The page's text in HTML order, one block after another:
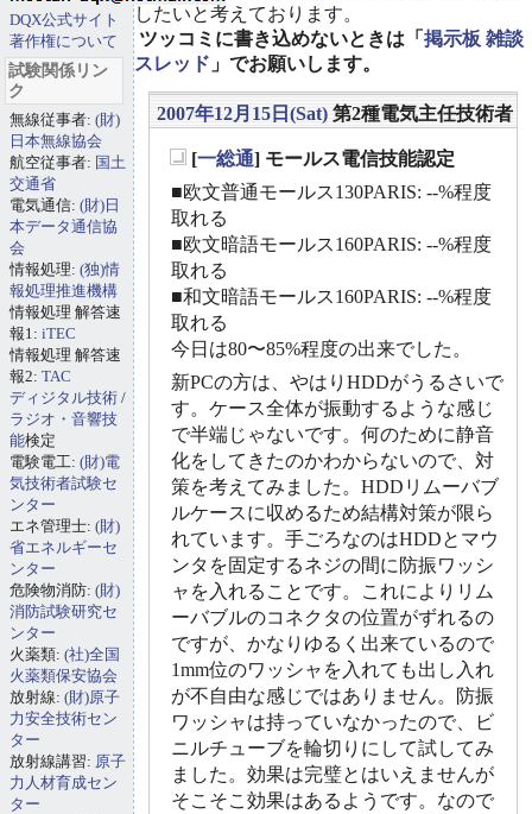
したいと考えております。
ツッコミに書き込めないときは「 掲示板 雑談
スレッド 」でお願いします。
2007年12月15日(Sat) 第2種電気主任技術者
[一総通] モールス電信技能認定
■欧文普通モールス130PARIS: --%程度
取れる
■欧文暗語モールス160PARIS: --%程度
取れる
■和文暗語モールス160PARIS: --%程度
取れる
今日は80〜85%程度の出来でした。
新PCの方は、やはりHDDがうるさいで
す。ケース全体が振動するような感じ
で半端じゃないです。何のために静音
化をしてきたのかわからないので、対
策を考えてみました。HDDリムーバブ
ルケースに収めるため結構対策が限ら
れています。手ごろなのはHDDとマウ
ンタを固定するネジの間に防振ワッシ
ャを入れることです。これによりリム
ーバブルのコネクタの位置がずれるの
ですが、かなりゆるく出来ているので
1mm位のワッシャを入れても出し入れ
が不自由な感じではありません。防振
ワッシャは持っていなかったので、ビ
ニルチューブを輪切りにして試してみ
ました。効果は完璧とはいえませんが
そこそこ効果はあるようです。なので
DQX公式サイト
著作権について
試験関係リン
ク
無線従事者: (財)
日本無線協会
航空従事者: 国土
交通省
電気通信: (財)日
本データ通信協
会
情報処理: (独)情
報処理推進機構
情報処理 解答速
報1: iTEC
情報処理 解答速
報2: TAC
ディジタル技術 /
ラジオ・音響技
能検定
電験電工: (財)電
気技術者試験セ
ンター
エネ管理士: (財)
省エネルギーセ
ンター
危険物消防: (財)
消防試験研究セ
ンター
火薬類: (社)全国
火薬類保安協会
放射線: (財)原子
力安全技術セン
ター
放射線講習: 原子
力人材育成セン
ター